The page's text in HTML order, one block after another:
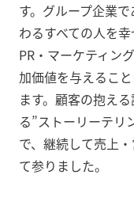
す。グループ企業
わるすべての人を
PR・マーケティン
加価値を与えるこ
ます。顧客の抱え
る”ストーリーテリ
で、継続して売上
て参りました。